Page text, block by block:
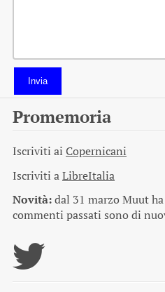
Invia
Promemoria
Iscriviti ai Copernicani
Iscriviti aLibreItalia
Novità:dal 31 marzo Muut
commenti passati sono di